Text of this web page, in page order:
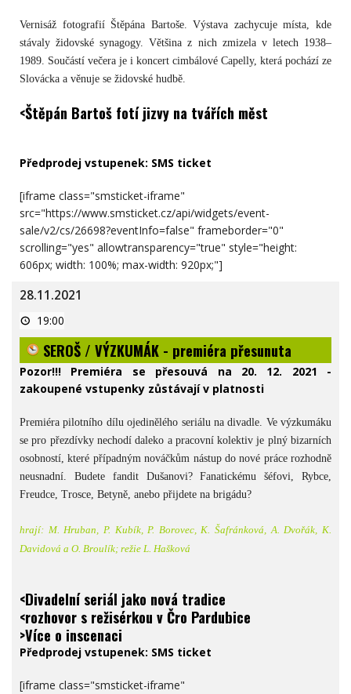
Vernisáž fotografií Štěpána Bartoše. Výstava zachycuje místa, kde
stávaly židovské synagogy. Většina z nich zmizela v letech 1938–
1989. Součástí večera je i koncert cimbálové Capelly, která pochází ze
Slovácka a věnuje se židovské hudbě.
<Štěpán Bartoš fotí jizvy na tvářích měst
Předprodej vstupenek: SMS ticket
[iframe class="smsticket-iframe"
src="https://www.smsticket.cz/api/widgets/event-
sale/v2/cs/26698?eventInfo=false" frameborder="0"
scrolling="yes" allowtransparency="true" style="height:
606px; width: 100%; max-width: 920px;"]
28.11.2021
SEROŠ
/
VÝZKUMÁK
premiéra
přesunuta
19:00
SEROŠ / VÝZKUMÁK - premiéra přesunuta
Pozor!!! Premiéra se přesouvá na 20. 12. 2021 -
zakoupené vstupenky zůstávají v platnosti
Premiéra pilotního dílu ojedinělého seriálu na divadle. Ve výzkumáku
se pro přezdívky nechodí daleko a pracovní kolektiv je plný bizarních
osobností, které případným nováčkům nástup do nové práce rozhodně
neusnadní. Budete fandit Dušanovi? Fanatickému šéfovi, Rybce,
Freudce, Trosce, Betyně, anebo přijdete na brigádu?
hrají: M. Hruban, P. Kubík, P. Borovec, K. Šafránková, A. Dvořák, K.
Davidová a O. Broulík; režie L. Hašková
<Divadelní seriál jako nová tradice
<rozhovor s režisérkou v Čro Pardubice
>Více o inscenaci
Předprodej vstupenek: SMS ticket
[iframe class="smsticket-iframe"